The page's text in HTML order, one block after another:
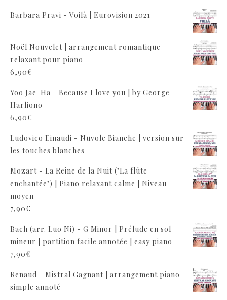
Barbara Pravi - Voilà | Eurovision 2021
Noël Nouvelet | arrangement romantique
relaxant pour piano
6,90€
Yoo Jae-Ha - Because I love you | by George
Harliono
6,90€
Ludovico Einaudi - Nuvole Bianche | version sur
les touches blanches
Mozart - La Reine de la Nuit ("La flûte
enchantée") | Piano relaxant calme | Niveau
moyen
7,90€
Bach (arr. Luo Ni) - G Minor | Prélude en sol
mineur | partition facile annotée | easy piano
7,90€
Renaud - Mistral Gagnant | arrangement piano
simple annoté